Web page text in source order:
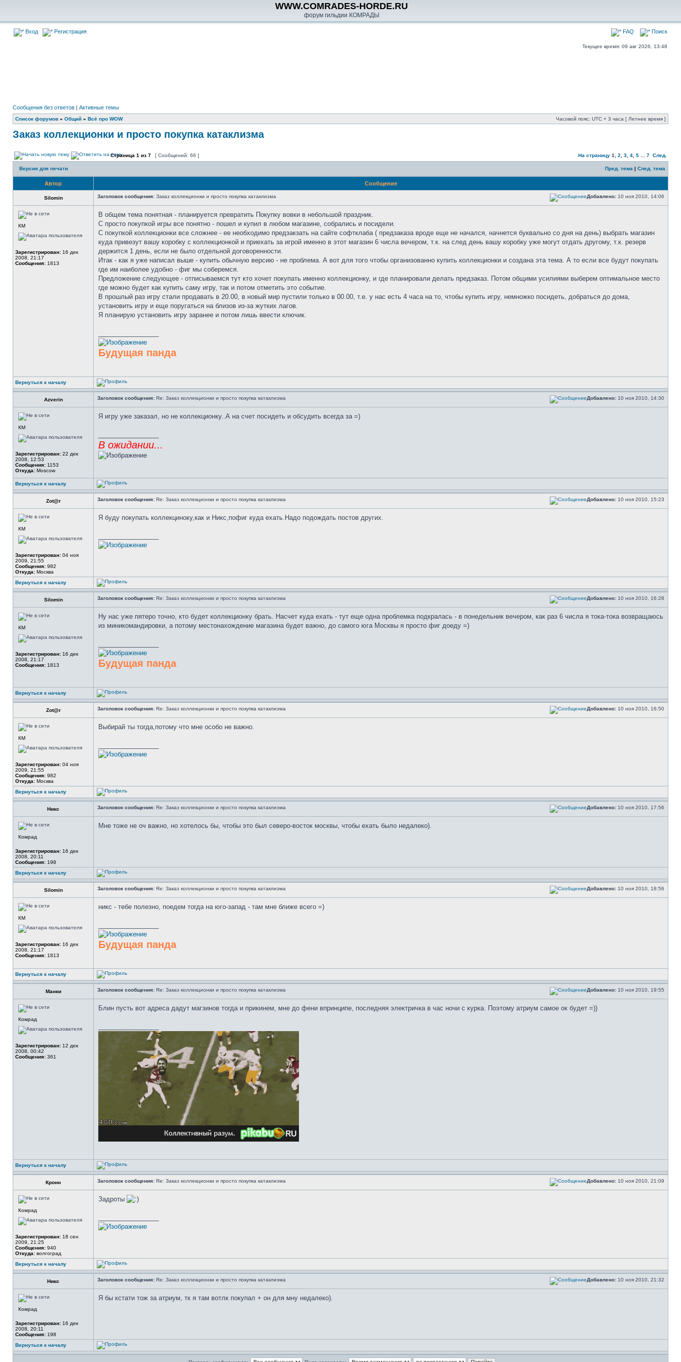
WWW.COMRADES-HORDE.RU
форум гильдии КОМРАДЫ
Вход Регистрация FAQ Поиск
Текущее время: 09 авг 2026, 13:48
Сообщения без ответов | Активные темы
Список форумов » Общий » Всё про WOW Часовой пояс: UTC + 3 часа [ Летнее время ]
Заказ коллекционки и просто покупка катаклизма
Страница 1 из 7 [ Сообщений: 66 ] На страницу 1 2 3 4 5 7 След.
Версия для печати Пред. тема | След. тема
Автор Сообщение
Silomin Заголовок сообщения: Заказ коллекционки и просто покупка катаклизма Добавлено: 10 ноя 2010, 14:06
КМ
Зарегистрирован: 16 дек
2008, 21:17
Сообщения: 1813
В общем тема понятная - планируется превратить Покупку вовки в небольшой праздник.
С просто покупкой игры все понятно - пошел и купил в любом магазине, собрались и посидели.
С покупкой коллекционки все сложнее - ее необходимо предзакзать на сайте софтклаба ( предзаказа вроде еще не начался, начнется буквально со дня на день) выбрать магазин
куда привезут вашу коробку с коллекционкой и приехать за игрой именно в этот магазин 6 числа вечером, т.к. на след день вашу коробку уже могут отдать другому, т.к. резерв
держится 1 день, если не было отдельной договоренности.
Итак - как я уже написал выше - купить обычную версию - не проблема. А вот для того чтобы организованно купить коллекционки и создана эта тема. А то если все будут покупать
где им наиболее удобно - фиг мы соберемся.
Предложение следующее - отписываемся тут кто хочет покупать именно коллекционку, и где планировали делать предзаказ. Потом общими усилиями выберем оптимальное место
где можно будет как купить саму игру, так и потом отметить это событие.
В прошлый раз игру стали продавать в 20.00, в новый мир пустили только в 00.00, т.е. у нас есть 4 часа на то, чтобы купить игру, немножко посидеть, добраться до дома,
установить игру и еще поругаться на близов из-за жутких лагов.
Я планирую установить игру заранее и потом лишь ввести ключик.
Будущая панда
Вернуться к началу
Azverin Заголовок сообщения: Re: Заказ коллекционки и просто покупка катаклизма Добавлено: 10 ноя 2010, 14:30
КМ
Зарегистрирован: 22 дек
2008, 12:53
Сообщения: 1153
Откуда: Moscow
Я игру уже заказал, но не коллекционку..А на счет посидеть и обсудить всегда за =)
В ожидании...
Вернуться к началу
Zot@r Заголовок сообщения: Re: Заказ коллекционки и просто покупка катаклизма Добавлено: 10 ноя 2010, 15:23
КМ
Зарегистрирован: 04 ноя
2009, 21:55
Сообщения: 982
Откуда: Москва
Я буду покупать коллекциноку,как и Никс,пофиг куда ехать.Надо подождать постов других.
Вернуться к началу
Silomin Заголовок сообщения: Re: Заказ коллекционки и просто покупка катаклизма Добавлено: 10 ноя 2010, 16:28
КМ
Зарегистрирован: 16 дек
2008, 21:17
Сообщения: 1813
Ну нас уже пятеро точно, кто будет коллекционку брать. Насчет куда ехать - тут еще одна проблемка подкралась - в понедельник вечером, как раз 6 числа я тока-тока возвращаюсь
из миникомандировки, а потому местонахождение магазина будет важно, до самого юга Москвы я просто фиг доеду =)
Будущая панда
Вернуться к началу
Zot@r Заголовок сообщения: Re: Заказ коллекционки и просто покупка катаклизма Добавлено: 10 ноя 2010, 16:50
КМ
Зарегистрирован: 04 ноя
2009, 21:55
Сообщения: 982
Откуда: Москва
Выбирай ты тогда,потому что мне особо не важно.
Вернуться к началу
Никс Заголовок сообщения: Re: Заказ коллекционки и просто покупка катаклизма Добавлено: 10 ноя 2010, 17:56
Комрад
Зарегистрирован: 16 дек
2008, 20:11
Сообщения: 198
Мне тоже не оч важно, но хотелось бы, чтобы это был северо-восток москвы, чтобы ехать было недалеко).
Вернуться к началу
Silomin Заголовок сообщения: Re: Заказ коллекционки и просто покупка катаклизма Добавлено: 10 ноя 2010, 18:56
КМ
Зарегистрирован: 16 дек
2008, 21:17
Сообщения: 1813
никс - тебе полезно, поедем тогда на юго-запад - там мне ближе всего =)
Будущая панда
Вернуться к началу
Манки Заголовок сообщения: Re: Заказ коллекционки и просто покупка катаклизма Добавлено: 10 ноя 2010, 19:55
Комрад
Зарегистрирован: 12 дек
2008, 00:42
Сообщения: 361
Блин пусть вот адреса дадут магзинов тогда и прикинем, мне до фени впринципе, последняя электричка в час ночи с курка. Поэтому атриум самое ок будет =))
Вернуться к началу
Кронн Заголовок сообщения: Re: Заказ коллекционки и просто покупка катаклизма Добавлено: 10 ноя 2010, 21:09
Комрад
Зарегистрирован: 18 сен
2009, 21:25
Сообщения: 940
Откуда: волгоград
Задроты
Вернуться к началу
Никс Заголовок сообщения: Re: Заказ коллекционки и просто покупка катаклизма Добавлено: 10 ноя 2010, 21:32
Комрад
Зарегистрирован: 16 дек
2008, 20:11
Сообщения: 198
Я бы кстати тож за атриум, тк я там вотлк покупал + он для мну недалеко).
Вернуться к началу